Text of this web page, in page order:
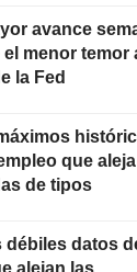
avance
menor temor
la Fed
que aleja
de tipos
débiles datos
alejan las